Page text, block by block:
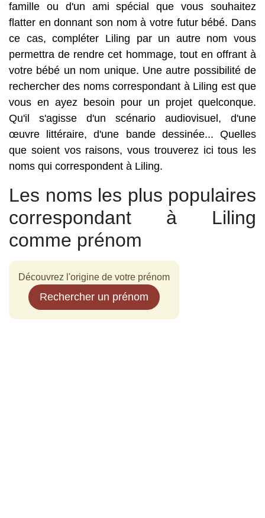
famille ou d'un ami spécial que vous souhaitez
flatter en donnant son nom à votre futur bébé. Dans
ce cas, compléter Liling par un autre nom vous
permettra de rendre cet hommage, tout en offrant à
votre bébé un nom unique. Une autre possibilité de
rechercher des noms correspondant à Liling est que
vous en ayez besoin pour un projet quelconque.
Qu'il s'agisse d'un scénario audiovisuel, d'une
œuvre littéraire, d'une bande dessinée... Quelles
que soient vos raisons, vous trouverez ici tous les
noms qui correspondent à Liling.
Les noms les plus populaires
correspondant à Liling
comme prénom
Découvrez l'origine de votre prénom
Rechercher un prénom